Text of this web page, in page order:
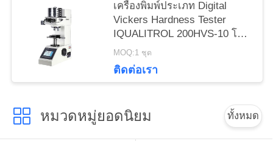
เครื่องพิมพ์ประเภท Digital
Vickers Hardness Tester
IQUALITROL 200HVS-10 โดย
น้ําหนักการบรรทุก
MOQ:1 ชุด
ติดต่อเรา
หมวดหมู่ยอดนิยม ทั้งหมด